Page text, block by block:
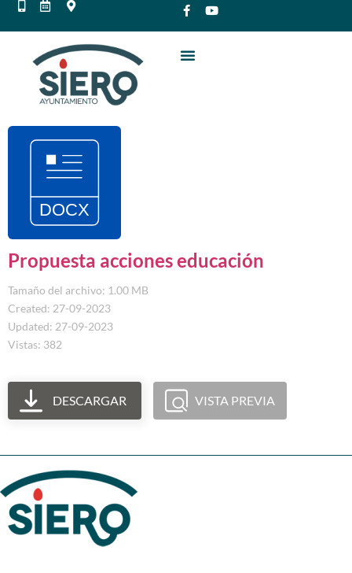
Propuesta acciones educación
Tamaño del archivo: 1.00 MB
Created: 27-09-2023
Updated: 27-09-2023
Vistas: 382
DESCARGAR VISTA PREVIA